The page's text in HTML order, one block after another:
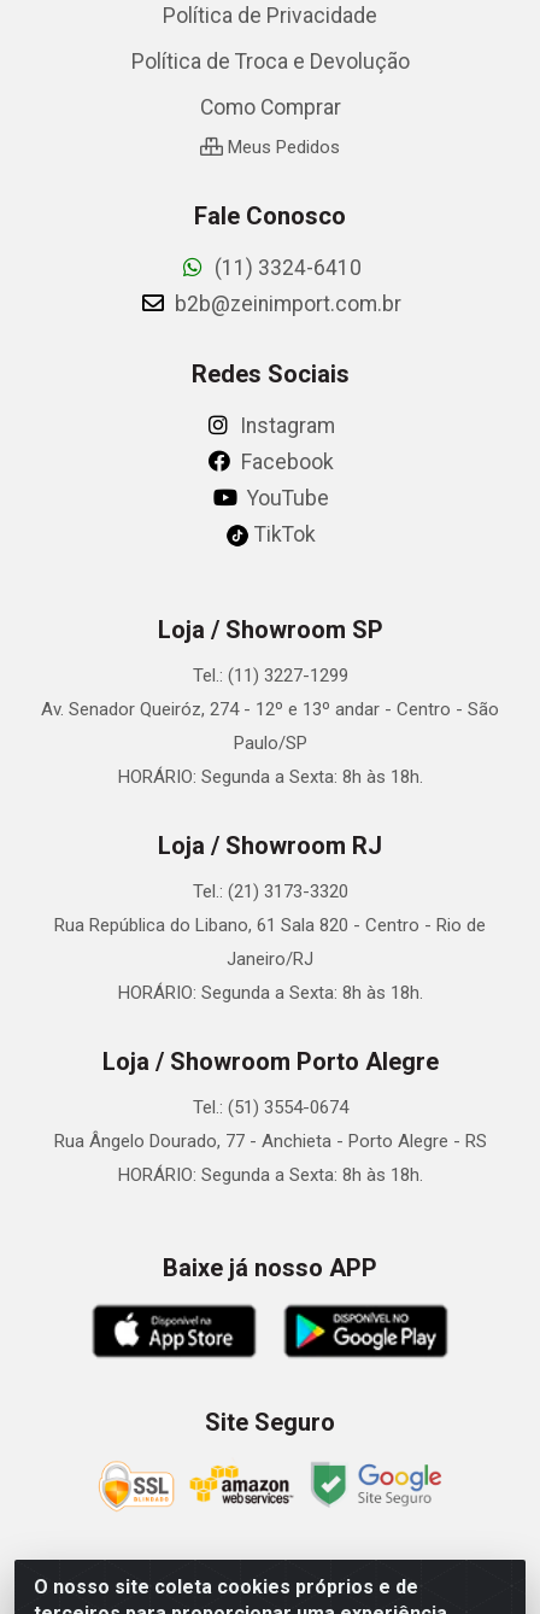
O nosso site coleta cookies próprios e de
Política de Privacidade
Política de Troca e Devolução
Como Comprar
Meus Pedidos
Fale Conosco
(11) 3324-6410
b2b@zeinimport.com.br
Redes Sociais
Instagram
Facebook
YouTube
TikTok
Loja / Showroom SP
Tel.: (11) 3227-1299
Av. Senador Queiróz, 274 - 12º e 13º andar - Centro - São
Paulo/SP
HORÁRIO: Segunda a Sexta: 8h às 18h.
Loja / Showroom RJ
Tel.: (21) 3173-3320
Rua República do Libano, 61 Sala 820 - Centro - Rio de
Janeiro/RJ
HORÁRIO: Segunda a Sexta: 8h às 18h.
Loja / Showroom Porto Alegre
Tel.: (51) 3554-0674
Rua Ângelo Dourado, 77 - Anchieta - Porto Alegre - RS
HORÁRIO: Segunda a Sexta: 8h às 18h.
Baixe já nosso APP
Site Seguro
Zein Importação e Comércio LTDA - Av. Senador Queiróz, 274